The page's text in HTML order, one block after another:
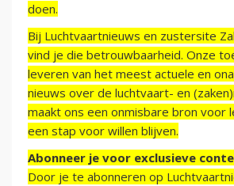
doen.
Bij Luchtvaartnieuws en zustersite
vind je die betrouwbaarheid. Onze
leveren van het meest actuele en
nieuws over de luchtvaart- en
maakt ons een onmisbare bron voor
een stap voor willen blijven.
Abonneer je voor exclusieve
Door je te abonneren op